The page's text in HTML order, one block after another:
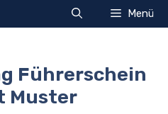
Menü
Führerschein
Muster